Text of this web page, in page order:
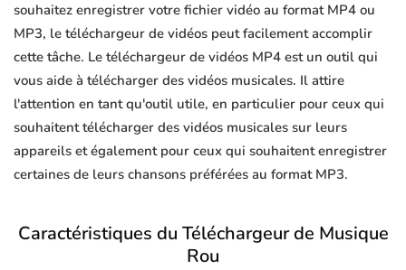
souhaitez enregistrer votre fichier vidéo au format MP4 ou
MP3, le téléchargeur de vidéos peut facilement accomplir
cette tâche. Le téléchargeur de vidéos MP4 est un outil qui
vous aide à télécharger des vidéos musicales. Il attire
l'attention en tant qu'outil utile, en particulier pour ceux qui
souhaitent télécharger des vidéos musicales sur leurs
appareils et également pour ceux qui souhaitent enregistrer
certaines de leurs chansons préférées au format MP3.
Caractéristiques du Téléchargeur de Musique
Rou